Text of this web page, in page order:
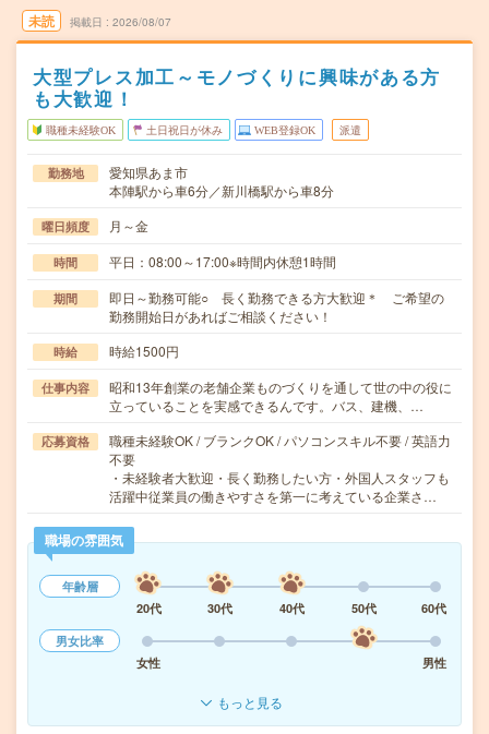
未読 掲載日 2026/08/07
大型プレス加工～モノづくりに興味がある方
も大歓迎！
職種未経験OK 土日祝日が休み WEB登録OK 派遣
勤務地
愛知県あま市
本陣駅から車6分／新川橋駅から車8分
曜日頻度 月～金
時間 平日：08:00～17:00※時間内休憩1時間
期間
即日～勤務可能○ 長く勤務できる方大歓迎＊ ご希望の
勤務開始日があればご相談ください！
時給 時給1500円
仕事内容
昭和13年創業の老舗企業ものづくりを通して世の中の役に
立っていることを実感できるんです。バス、建機、…
応募資格
職種未経験OK / ブランクOK / パソコンスキル不要 / 英語力
不要
・未経験者大歓迎・長く勤務したい方・外国人スタッフも
活躍中従業員の働きやすさを第一に考えている企業さ…
職場の雰囲気
年齢層
20代
30代 40代 50代
60代
男女比率
女性
男性
もっと見る